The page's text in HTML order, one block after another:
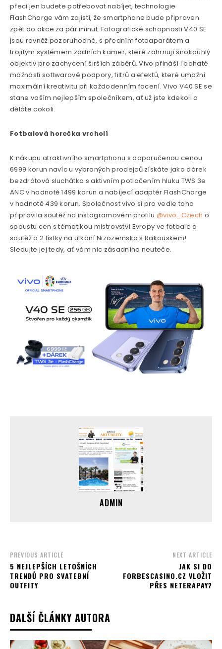
přeci jen budete potřebovat nabíjet, technologie
FlashCharge vám zajistí, že smartphone bude připraven
zpět do akce za pár minut. Fotografické schopnosti V40 SE
jsou rovněž pozoruhodné, s předním fotoaparátem a
trojitým systémem zadních kamer, které zahrnují širokoúhlý
objektiv pro zachycení širších záběrů. Vivo přináší i bohaté
možnosti softwarové podpory, filtrů a efektů, které umožní
maximální kreativitu při každodenním focení. Vivo V40 SE se
stane vaším nejlepším společníkem, ať už jste kdekoli a
děláte cokoli.
Fotbalová horečka vrcholí
K nákupu atraktivního smartphonu s doporučenou cenou
6999 korun navíc u vybraných prodejců získáte jako dárek
bezdrátová sluchátka s aktivním potlačením hluku TWS 3e
ANC v hodnotě 1499 korun a nabíjecí adaptér FlashCharge
v hodnotě 439 korun. Společnost vivo si pro vedle toho
připravila soutěž na instagramovém profilu @vivo_Czech o
spoustu cen s tématikou mistrovství Evropy ve fotbale a
soutěž o 2 lístky na utkání Nizozemska s Rakouskem!
Sledujte jej tedy, ať vám nic zásadního neuteče.
ADMIN
PREVIOUS ARTICLE
5 NEJLEPŠÍCH LETOŠNÍCH
TRENDŮ PRO SVATEBNÍ
OUTFITY
NEXT ARTICLE
JAK SI DO
FORBESCASINO.CZ VLOŽIT
PŘES NETERAPAY?
DALŠÍ ČLÁNKY AUTORA